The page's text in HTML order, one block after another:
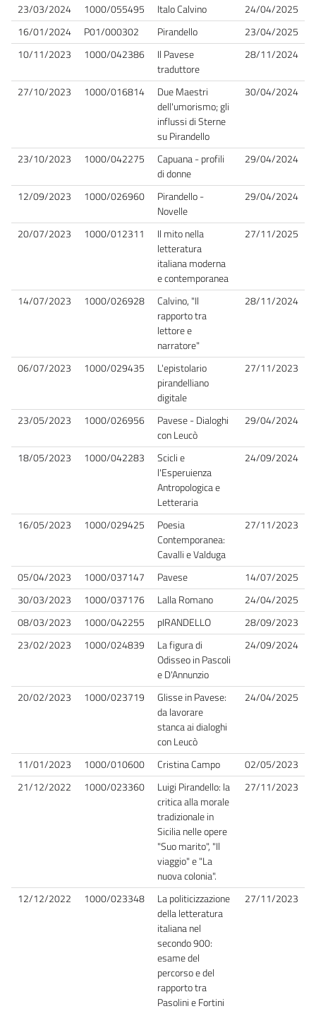
23/03/2024
1000/055495 Italo Calvino
24/04/2025
16/01/2024
P01/000302 Pirandello
23/04/2025
10/11/2023
1000/042386
Il Pavese
traduttore
28/11/2024
27/10/2023 1000/016814
Due Maestri
dell'umorismo; gli
influssi di Sterne
su Pirandello
30/04/2024
23/10/2023 1000/042275
Capuana - profili
di donne
29/04/2024
12/09/2023 1000/026960
Pirandello -
Novelle
29/04/2024
20/07/2023 1000/012311
Il mito nella
letteratura
italiana moderna
e contemporanea
27/11/2025
14/07/2023 1000/026928
Calvino, "Il
rapporto tra
lettore e
narratore"
28/11/2024
06/07/2023 1000/029435
L'epistolario
pirandelliano
digitale
27/11/2023
23/05/2023 1000/026956
Pavese - Dialoghi
con Leucò
29/04/2024
18/05/2023 1000/042283
Scicli e
l'Esperuienza
Antropologica e
Letteraria
24/09/2024
16/05/2023 1000/029425
Poesia
Contemporanea:
Cavalli e Valduga
27/11/2023
05/04/2023 1000/037147 Pavese
14/07/2025
30/03/2023
1000/037176 Lalla Romano
24/04/2025
08/03/2023
1000/042255 pIRANDELLO
28/09/2023
23/02/2023
1000/024839
La figura di
Odisseo in Pascoli
e D'Annunzio
24/09/2024
20/02/2023 1000/023719
Glisse in Pavese:
da lavorare
stanca ai dialoghi
con Leucò
24/04/2025
11/01/2023 1000/010600 Cristina Campo
02/05/2023
21/12/2022
1000/023360
Luigi Pirandello: la
critica alla morale
tradizionale in
Sicilia nelle opere
"Suo marito", "Il
viaggio" e "La
nuova colonia".
27/11/2023
12/12/2022 1000/023348
La politicizzazione
della letteratura
italiana nel
secondo 900:
esame del
percorso e del
rapporto tra
Pasolini e Fortini
27/11/2023